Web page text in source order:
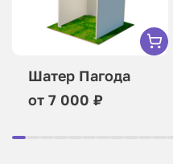
Шатер Пагода
от 7 000 ₽